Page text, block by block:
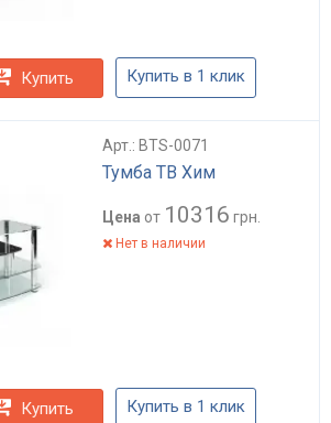
Купить Купить в 1 клик
Арт.: BTS-0071
Тумба ТВ Хим
Цена от 10316 грн.
Нет в наличии
Купить Купить в 1 клик